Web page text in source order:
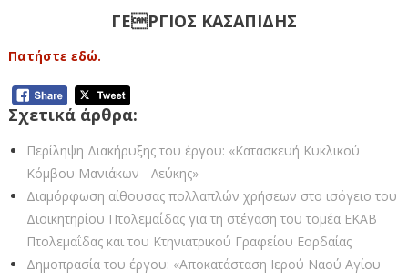
ΓΕΡΓΙΟΣ ΚΑΣΑΠΙΔΗΣ
Πατήστε εδώ.
Σχετικά άρθρα:
Περίληψη Διακήρυξης του έργου: «Κατασκευή Κυκλικού
Κόμβου Μανιάκων - Λεύκης»
Διαμόρφωση αίθουσας πολλαπλών χρήσεων στο ισόγειο του
Διοικητηρίου Πτολεμαΐδας για τη στέγαση του τομέα ΕΚΑΒ
Πτολεμαΐδας και του Κτηνιατρικού Γραφείου Εορδαίας
Δημοπρασία του έργου: «Αποκατάσταση Ιερού Ναού Αγίου